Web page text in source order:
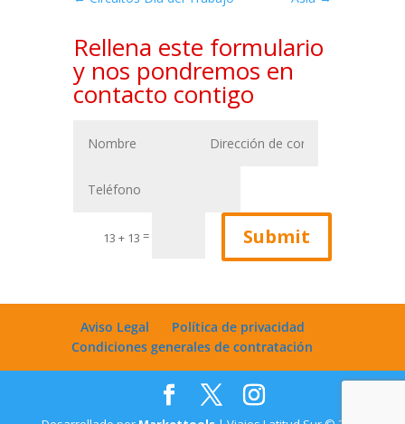
Rellena este formulario
y nos pondremos en
contacto contigo
13 + 13 = Submit
Aviso Legal
Política de privacidad
Condiciones generales de contratación